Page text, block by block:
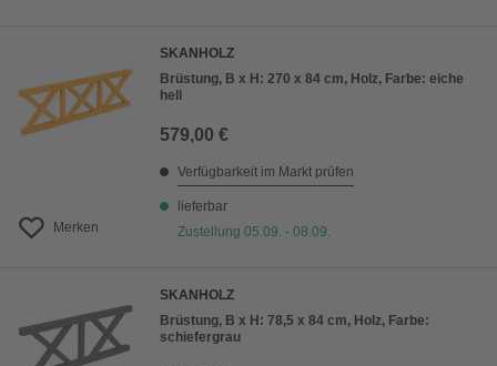
Merken
SKANHOLZ
Brüstung, B x H: 270 x 84 cm, Holz, Farbe: eiche
hell
579,00 €
Verfügbarkeit im Markt prüfen
lieferbar
Zustellung 05.09. - 08.09.
SKANHOLZ
Brüstung, B x H: 78,5 x 84 cm, Holz, Farbe:
schiefergrau